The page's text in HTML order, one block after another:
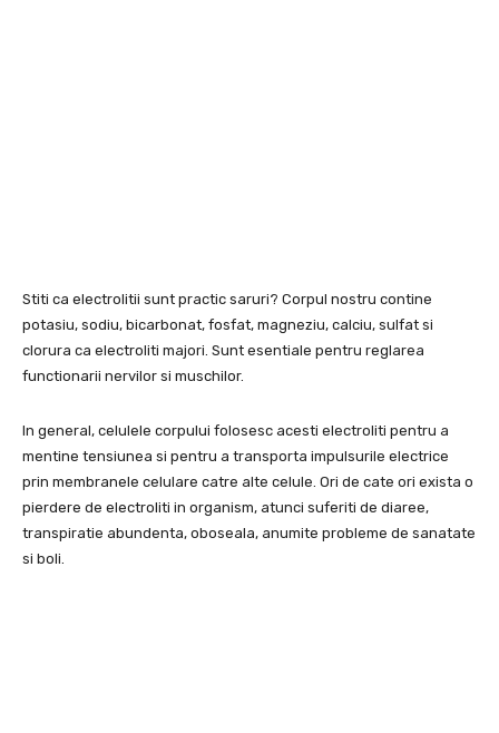
Stiti ca electrolitii sunt practic saruri? Corpul nostru contine
potasiu, sodiu, bicarbonat, fosfat, magneziu, calciu, sulfat si
clorura ca electroliti majori. Sunt esentiale pentru reglarea
functionarii nervilor si muschilor.
In general, celulele corpului folosesc acesti electroliti pentru a
mentine tensiunea si pentru a transporta impulsurile electrice
prin membranele celulare catre alte celule. Ori de cate ori exista o
pierdere de electroliti in organism, atunci suferiti de diaree,
transpiratie abundenta, oboseala, anumite probleme de sanatate
si boli.